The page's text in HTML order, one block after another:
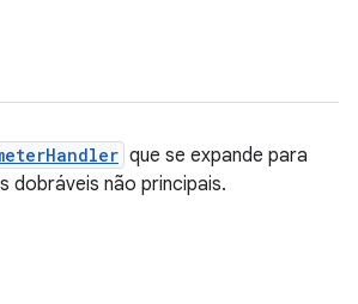
que se expande para
dobráveis não principais.